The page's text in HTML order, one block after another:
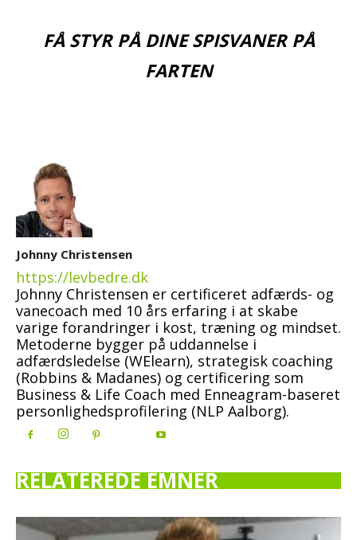
FÅ STYR PÅ DINE SPISVANER PÅ
FARTEN
Johnny Christensen
https://levbedre.dk
Johnny Christensen er certificeret adfærds- og
vanecoach med 10 års erfaring i at skabe
varige forandringer i kost, træning og mindset.
Metoderne bygger på uddannelse i
adfærdsledelse (WElearn), strategisk coaching
(Robbins & Madanes) og certificering som
Business & Life Coach med Enneagram-baseret
personlighedsprofilering (NLP Aalborg).
RELATEREDE EMNER